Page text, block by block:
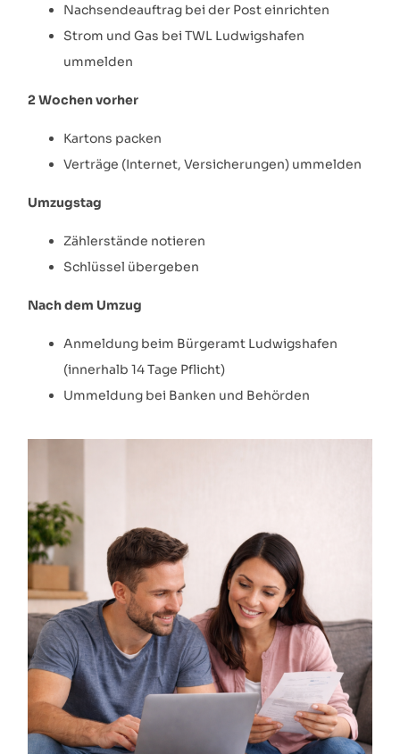
Nachsendeauftrag bei der Post einrichten
Strom und Gas bei TWL Ludwigshafen
ummelden
2 Wochen vorher
Kartons packen
Verträge (Internet, Versicherungen) ummelden
Umzugstag
Zählerstände notieren
Schlüssel übergeben
Nach dem Umzug
Anmeldung beim Bürgeramt Ludwigshafen
(innerhalb 14 Tage Pflicht)
Ummeldung bei Banken und Behörden